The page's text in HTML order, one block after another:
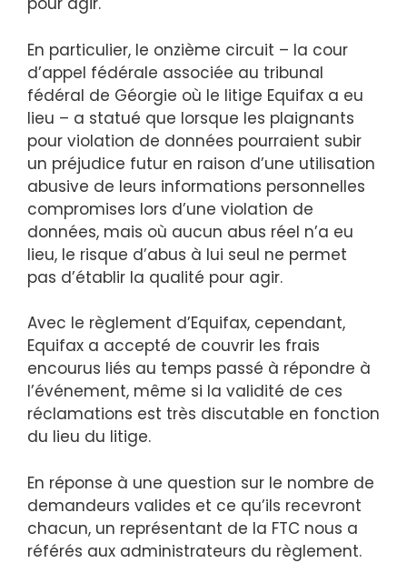
En particulier, le onzième circuit – la cour
d’appel fédérale associée au tribunal
fédéral de Géorgie où le litige Equifax a eu
lieu – a statué que lorsque les plaignants
pour violation de données pourraient subir
un préjudice futur en raison d’une utilisation
abusive de leurs informations personnelles
compromises lors d’une violation de
données, mais où aucun abus réel n’a eu
lieu, le risque d’abus à lui seul ne permet
pas d’établir la qualité pour agir.
Avec le règlement d’Equifax, cependant,
Equifax a accepté de couvrir les frais
encourus liés au temps passé à répondre à
l’événement, même si la validité de ces
réclamations est très discutable en fonction
du lieu du litige.
En réponse à une question sur le nombre de
demandeurs valides et ce qu’ils recevront
chacun, un représentant de la FTC nous a
référés aux administrateurs du règlement.